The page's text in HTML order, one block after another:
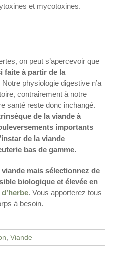
et mycotoxines.
on peut s’apercevoir que
faite à partir de la
Notre physiologie digestive n’a
contrairement à notre
santé reste donc inchangé.
de la viande à
importants
de la viande
bas de gamme.
mais sélectionnez de
biologique et élevée en
. Vous apporterez tous
à besoin.
Viande